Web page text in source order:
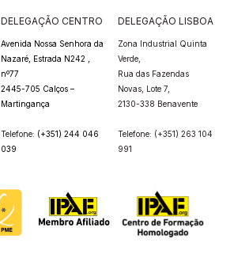
DELEGAÇÃO CENTRO
Avenida Nossa Senhora da
Nazaré, Estrada N242 ,
nº77
2445-705 Calços –
Martingança
Telefone: (+351) 244 046
039
DELEGAÇÃO LISBOA
Zona Industrial Quinta
Verde,
Rua das Fazendas
Novas, Lote 7,
2130-338 Benavente
Telefone: (+351) 263 104
991